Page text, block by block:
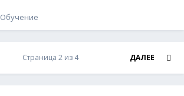
Обучение
ДАЛЕЕ
Страница 2 из 4